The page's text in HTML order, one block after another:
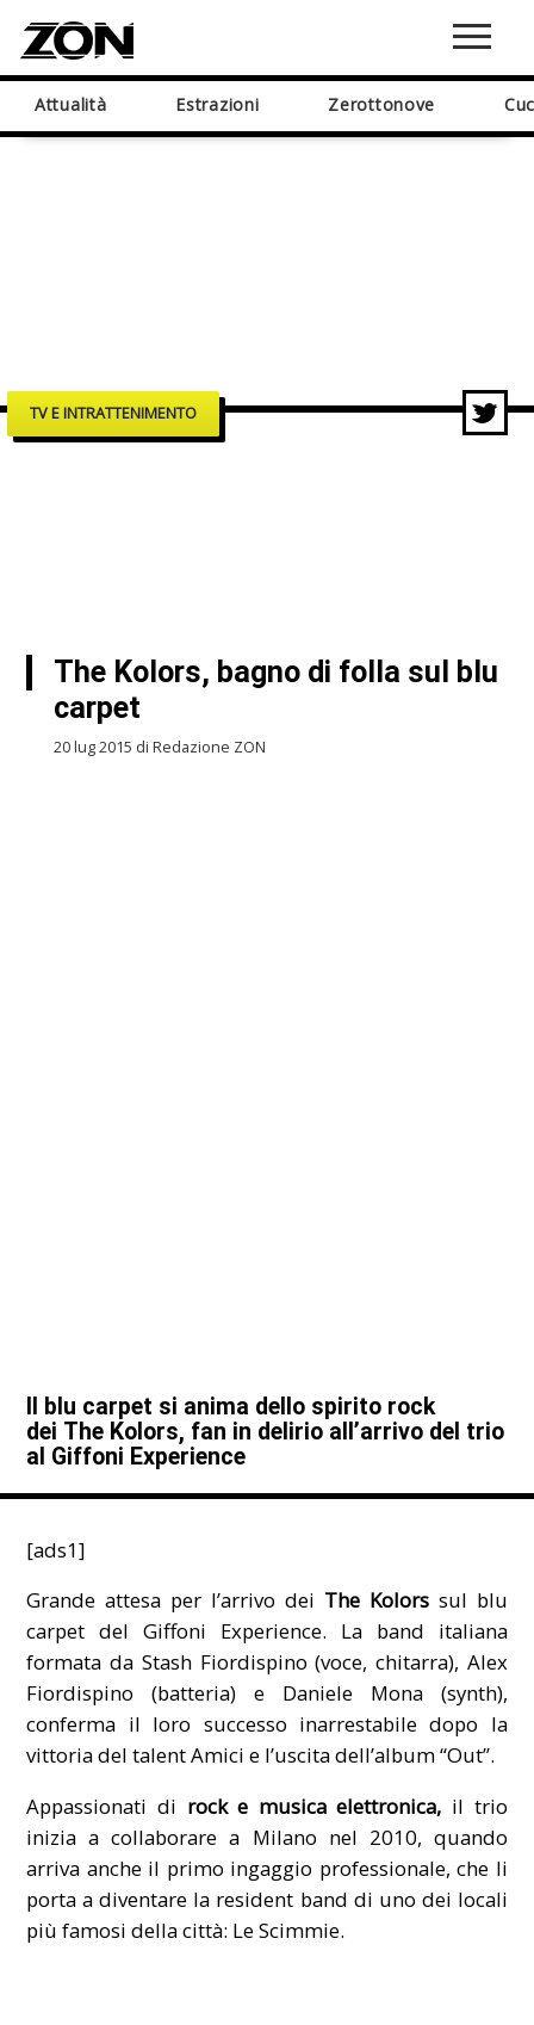
Attualità Estrazioni Zerottonove
TV E INTRATTENIMENTO
The Kolors, bagno di folla sul blu
carpet
20 lug 2015 di Redazione ZON
Il blu carpet si anima dello spirito rock
dei The Kolors, fan in delirio all’arrivo del trio
al Giffoni Experience
[ads1]
Grande attesa per l’arrivo dei The Kolorssul blu
carpet del Giffoni Experience. La band italiana
formata da Stash Fiordispino (voce, chitarra), Alex
Fiordispino (batteria) e Daniele Mona (synth),
conferma il loro successo inarrestabile dopo la
vittoria del talent Amici e l’uscita dell’album “Out”.
Appassionati di rock e musica elettronica, il trio
inizia a collaborare a Milano nel 2010, quando
arriva anche il primo ingaggio professionale, che li
porta a diventare la resident band di uno dei locali
più famosi della città: Le Scimmie.